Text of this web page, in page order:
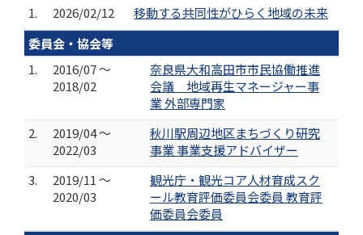
1.
2026/02/12
移動する共同性がひらく地域の未来
委員会・協会等
1.
2016/07 ～
2018/02
奈良県大和高田市市民協働推進
会議 地域再生マネージャー事
業 外部専門家
2.
2019/04 ～
2022/03
秋川駅周辺地区まちづくり研究
事業 事業支援アドバイザー
3.
2019/11 ～
2020/03
観光庁・観光コア人材育成スク
ール教育評価委員会委員 教育評
価委員会委員